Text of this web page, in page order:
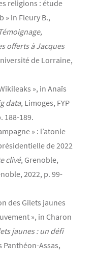
religions : étude
» in Fleury B.,
Témoignage,
offerts à Jacques
de Lorraine,
», in Anaïs
data, Limoges, FYP
188-189.
» : l’atonie
de 2022
clivé, Grenoble,
2022, p. 99-
des Gilets jaunes
», in Charon
jaunes : un défi
Panthéon-Assas,